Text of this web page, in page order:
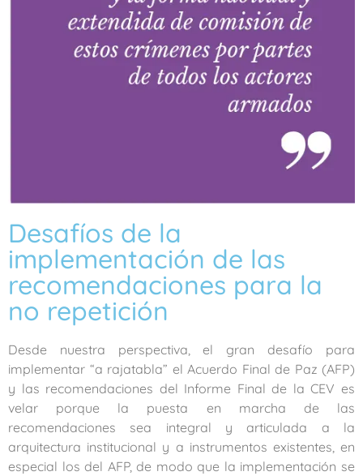
Desafíos de la
implementación de las
recomendaciones para la
no repetición
Desde nuestra perspectiva, el gran desafío para
implementar “a rajatabla” el Acuerdo Final de Paz (AFP)
y las recomendaciones del Informe Final de la CEV es
velar porque la puesta en marcha de las
recomendaciones sea integral y articulada a la
arquitectura institucional y a instrumentos existentes, en
especial los del AFP, de modo que la implementación se